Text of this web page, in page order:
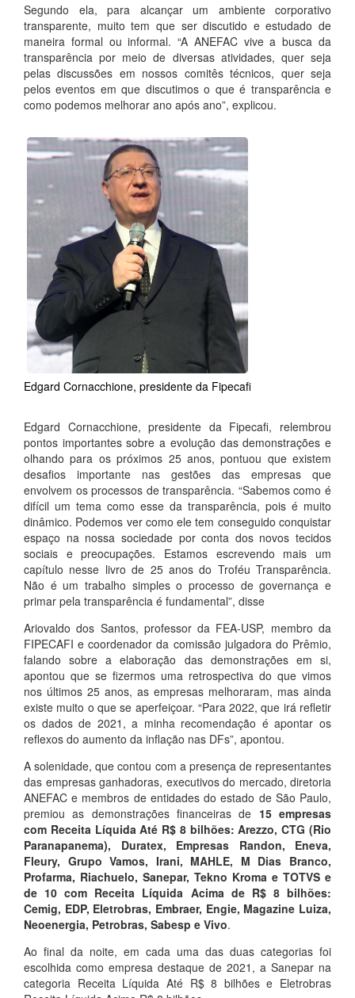
Segundo ela, para alcançar um ambiente corporativo
transparente, muito tem que ser discutido e estudado de
maneira formal ou informal. “A ANEFAC vive a busca da
transparência por meio de diversas atividades, quer seja
pelas discussões em nossos comitês técnicos, quer seja
pelos eventos em que discutimos o que é transparência e
como podemos melhorar ano após ano”, explicou.
Edgard Cornacchione, presidente da Fipecafi
Edgard Cornacchione, presidente da Fipecafi, relembrou
pontos importantes sobre a evolução das demonstrações e
olhando para os próximos 25 anos, pontuou que existem
desafios importante nas gestões das empresas que
envolvem os processos de transparência. “Sabemos como é
difícil um tema como esse da transparência, pois é muito
dinâmico. Podemos ver como ele tem conseguido conquistar
espaço na nossa sociedade por conta dos novos tecidos
sociais e preocupações. Estamos escrevendo mais um
capítulo nesse livro de 25 anos do Troféu Transparência.
Não é um trabalho simples o processo de governança e
primar pela transparência é fundamental”, disse
Ariovaldo dos Santos, professor da FEA-USP, membro da
FIPECAFI e coordenador da comissão julgadora do Prêmio,
falando sobre a elaboração das demonstrações em si,
apontou que se fizermos uma retrospectiva do que vimos
nos últimos 25 anos, as empresas melhoraram, mas ainda
existe muito o que se aperfeiçoar. “Para 2022, que irá refletir
os dados de 2021, a minha recomendação é apontar os
reflexos do aumento da inflação nas DFs”, apontou.
A solenidade, que contou com a presença de representantes
das empresas ganhadoras, executivos do mercado, diretoria
ANEFAC e membros de entidades do estado de São Paulo,
premiou as demonstrações financeiras de 15 empresas
com Receita Líquida Até R$ 8 bilhões: Arezzo, CTG (Rio
Paranapanema), Duratex, Empresas Randon, Eneva,
Fleury, Grupo Vamos, Irani, MAHLE, M Dias Branco,
Profarma, Riachuelo, Sanepar, Tekno Kroma e TOTVS e
de 10 com Receita Líquida Acima de R$ 8 bilhões:
Cemig, EDP, Eletrobras, Embraer, Engie, Magazine Luiza,
Neoenergia, Petrobras, Sabesp e Vivo.
Ao final da noite, em cada uma das duas categorias foi
escolhida como empresa destaque de 2021, a Sanepar na
categoria Receita Líquida Até R$ 8 bilhões e Eletrobras